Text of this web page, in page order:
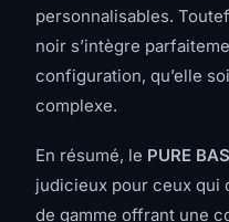
personnalisables.
noir s’intègre
configuration, qu’elle
complexe.
En résumé, le PURE
judicieux pour ceux qui
de gamme offrant une